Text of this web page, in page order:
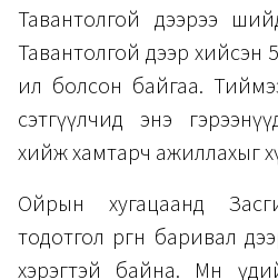
Тавантолгой дээрээ
Тавантолгой дээр хийсэн
ил болсон байгаа.
сэтгүүлчид энэ
хийж хамтарч ажиллахыг
Ойрын хугацаанд
тодотгол өргөн баривал
хэрэгтэй байна. Мөн